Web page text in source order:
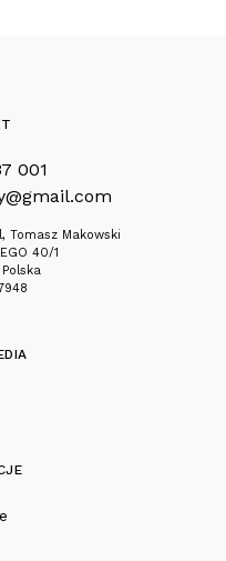
001
Tomasz Makowski
40/1